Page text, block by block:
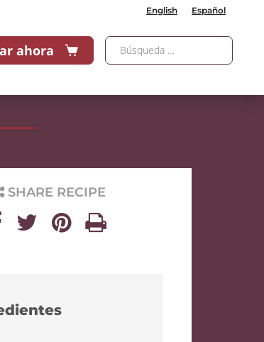
English Español
ahora
SHARE RECIPE